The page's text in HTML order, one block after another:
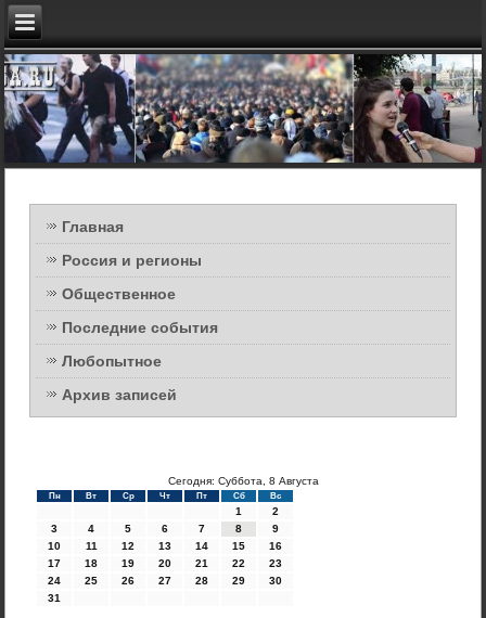
Главная
Россия и регионы
Общественное
Последние события
Любопытное
Архив записей
Сегодня: Суббота, 8 Августа
Пн Вт Ср Чт Пт Сб Вс
1
2
3
4 5 6 7 8
9
10
11 12 13 14 15
16
17
18 19 20 21 22
23
24
25 26 27 28 29
30
31